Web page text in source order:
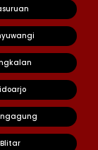
Blitar